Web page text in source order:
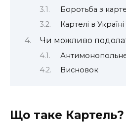
Боротьба з
Картелі в Україні
Чи можливо
Висновок
Що таке Картель?